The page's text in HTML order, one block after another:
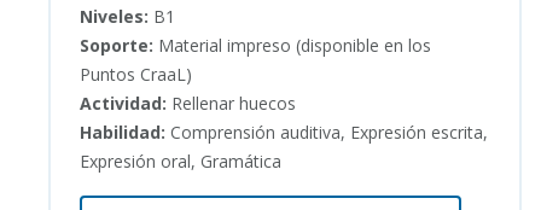
Niveles: B1
Soporte: Material impreso (disponible en los
Puntos CraaL)
Actividad: Rellenar huecos
Habilidad: Comprensión auditiva, Expresión escrita,
Expresión oral, Gramática